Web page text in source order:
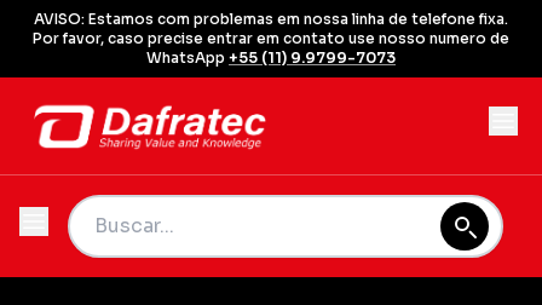
AVISO: Estamos com problemas em nossa linha de telefone fixa.
Por favor, caso precise entrar em contato use nosso numero de
WhatsApp +55 (11) 9.9799-7073